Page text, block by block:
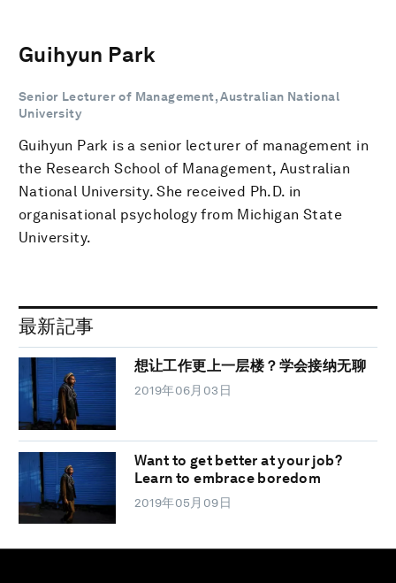
Guihyun Park
Senior Lecturer of Management, Australian National
University
Guihyun Park is a senior lecturer of management in
the Research School of Management, Australian
National University. She received Ph.D. in
organisational psychology from Michigan State
University.
最新記事
想让工作更上一层楼？学会接纳无聊
2019年06月03日
Want to get better at your job?
Learn to embrace boredom
2019年05月09日